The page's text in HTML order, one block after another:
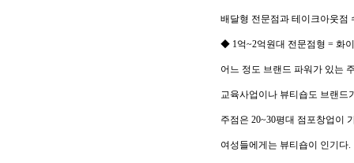
배달형 전문점과 테이크아웃점
◆ 1억~2억원대 전문점형 = 화
어느 정도 브랜드 파워가 있는
교육사업이나 뷰티숍도 브랜드
주점은 20~30평대 점포창업이
여성들에게는 뷰티숍이 인기다.